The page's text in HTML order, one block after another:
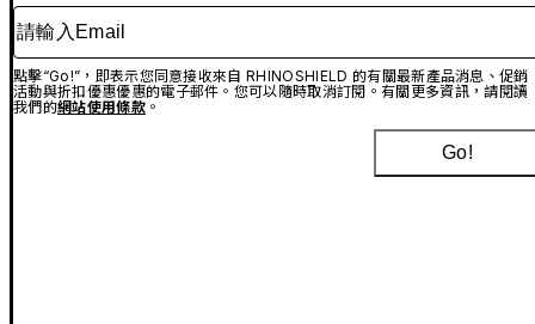
請輸入Email
點擊“Go!”，即表示您同意接收來自 RHINOSHIELD 的有關最新產品消息、促銷
活動與折扣優惠優惠的電子郵件。您可以隨時取消訂閱。有關更多資訊，請閱讀
我們的網站使用條款。
Go!